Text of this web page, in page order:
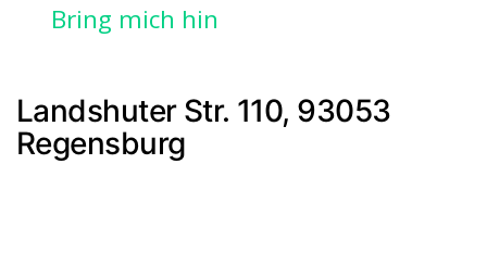
Bring mich hin
Landshuter Str. 110, 93053
Regensburg